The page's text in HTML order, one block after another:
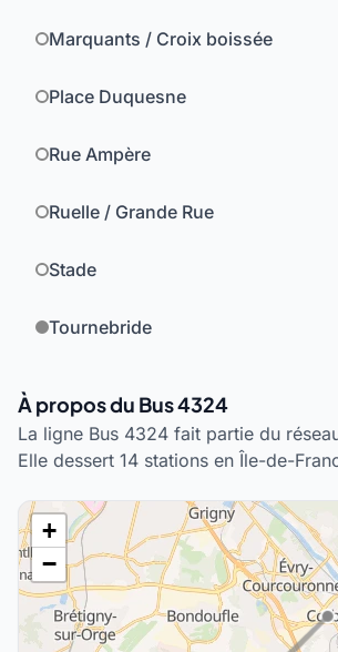
Marquants / Croix boissée
Place Duquesne
Rue Ampère
Ruelle / Grande Rue
Stade
Tournebride
À propos du Bus 4324
La ligne Bus 4324 fait partie du
Elle dessert 14 stations en Île-de-
+
−